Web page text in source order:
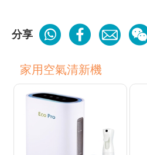
分享
家用空氣清新機